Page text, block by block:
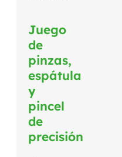
Juego
de
pinzas,
espátula
y
pincel
de
precisión